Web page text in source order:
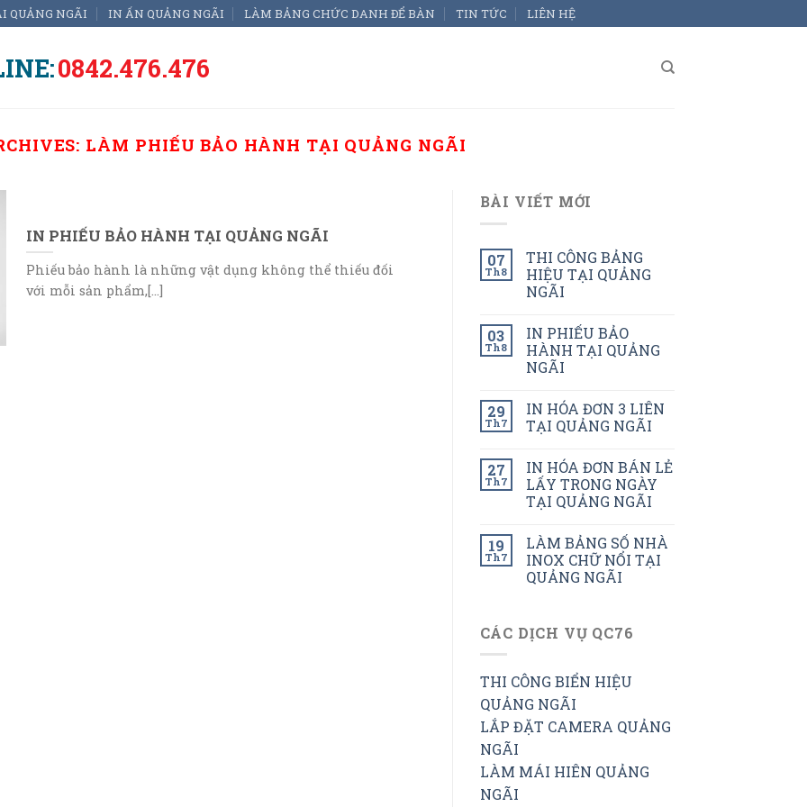
QUẢNG NGÃI IN ẤN QUẢNG NGÃI LÀM BẢNG CHỨC DANH ĐỂ BÀN TIN TỨC LIÊN HỆ
0842.476.476
LÀM PHIẾU BẢO HÀNH TẠI QUẢNG NGÃI
IN PHIẾU BẢO HÀNH TẠI QUẢNG NGÃI
Phiếu bảo hành là những vật dụng không thể thiếu đối
với mỗi sản phẩm,[...]
BÀI VIẾT MỚI
07
Th8
THI CÔNG BẢNG
HIỆU TẠI QUẢNG
NGÃI
03
Th8
IN PHIẾU BẢO
HÀNH TẠI QUẢNG
NGÃI
29
Th7
IN HÓA ĐƠN 3 LIÊN
TẠI QUẢNG NGÃI
27
Th7
IN HÓA ĐƠN BÁN LẺ
LẤY TRONG NGÀY
TẠI QUẢNG NGÃI
19
Th7
LÀM BẢNG SỐ NHÀ
INOX CHỮ NỔI TẠI
QUẢNG NGÃI
CÁC DỊCH VỤ QC76
THI CÔNG BIỂN HIỆU
QUẢNG NGÃI
LẮP ĐẶT CAMERA QUẢNG
NGÃI
LÀM MÁI HIÊN QUẢNG
NGÃI